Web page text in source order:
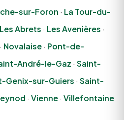
sur-Foron · La Tour-du-
Les Abrets · Les Avenières ·
· Novalaise· Pont-de-
André-le-Gaz · Saint-
Genix-sur-Guiers · Saint-
· Vienne· Villefontaine